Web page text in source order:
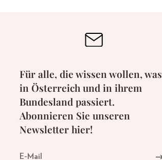
Für alle, die wissen wollen, was
in Österreich und in ihrem
Bundesland passiert.
Abonnieren Sie unseren
Newsletter hier!